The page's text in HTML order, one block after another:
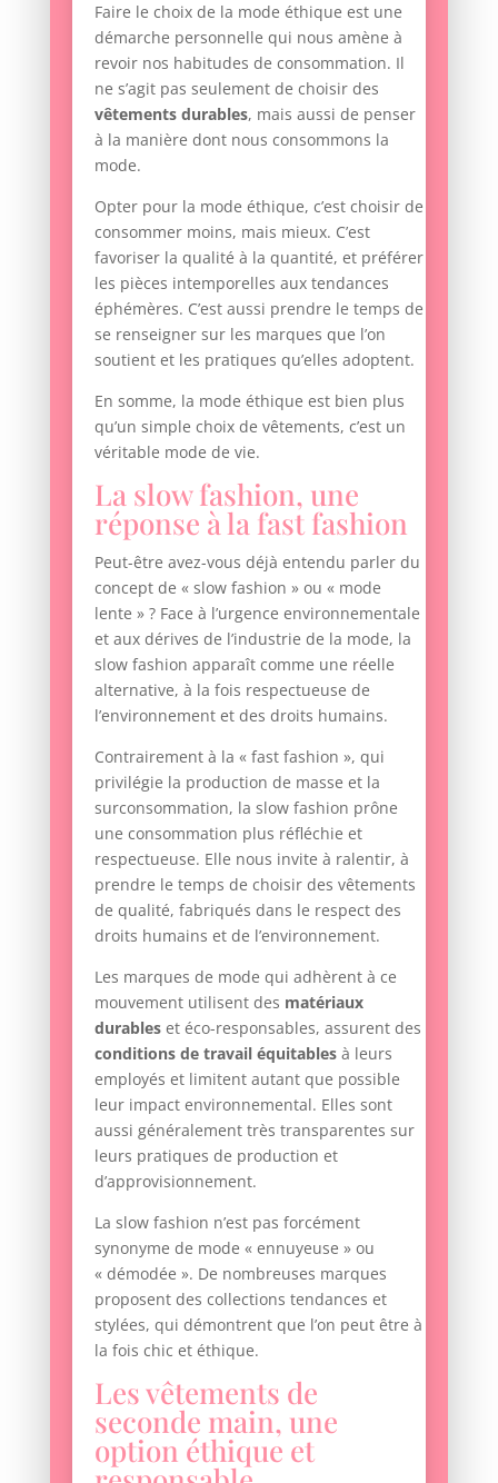
Faire le choix de la mode éthique est une
démarche personnelle qui nous amène à
revoir nos habitudes de consommation. Il
ne s’agit pas seulement de choisir des
vêtements durables, mais aussi de penser
à la manière dont nous consommons la
mode.
Opter pour la mode éthique, c’est choisir de
consommer moins, mais mieux. C’est
favoriser la qualité à la quantité, et préférer
les pièces intemporelles aux tendances
éphémères. C’est aussi prendre le temps de
se renseigner sur les marques que l’on
soutient et les pratiques qu’elles adoptent.
En somme, la mode éthique est bien plus
qu’un simple choix de vêtements, c’est un
véritable mode de vie.
La slow fashion, une
réponse à la fast fashion
Peut-être avez-vous déjà entendu parler du
concept de « slow fashion » ou « mode
lente » ? Face à l’urgence environnementale
et aux dérives de l’industrie de la mode, la
slow fashion apparaît comme une réelle
alternative, à la fois respectueuse de
l’environnement et des droits humains.
Contrairement à la « fast fashion », qui
privilégie la production de masse et la
surconsommation, la slow fashion prône
une consommation plus réfléchie et
respectueuse. Elle nous invite à ralentir, à
prendre le temps de choisir des vêtements
de qualité, fabriqués dans le respect des
droits humains et de l’environnement.
Les marques de mode qui adhèrent à ce
mouvement utilisent des matériaux
durableset éco-responsables, assurent des
conditions de travail équitablesà leurs
employés et limitent autant que possible
leur impact environnemental. Elles sont
aussi généralement très transparentes sur
leurs pratiques de production et
d’approvisionnement.
La slow fashion n’est pas forcément
synonyme de mode « ennuyeuse » ou
« démodée ». De nombreuses marques
proposent des collections tendances et
stylées, qui démontrent que l’on peut être à
la fois chic et éthique.
Les vêtements de
seconde main, une
option éthique et